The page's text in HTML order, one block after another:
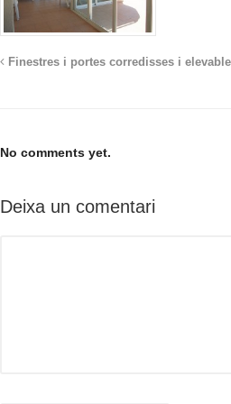
Finestres i portes corredisses i
No comments yet.
Deixa un comentari